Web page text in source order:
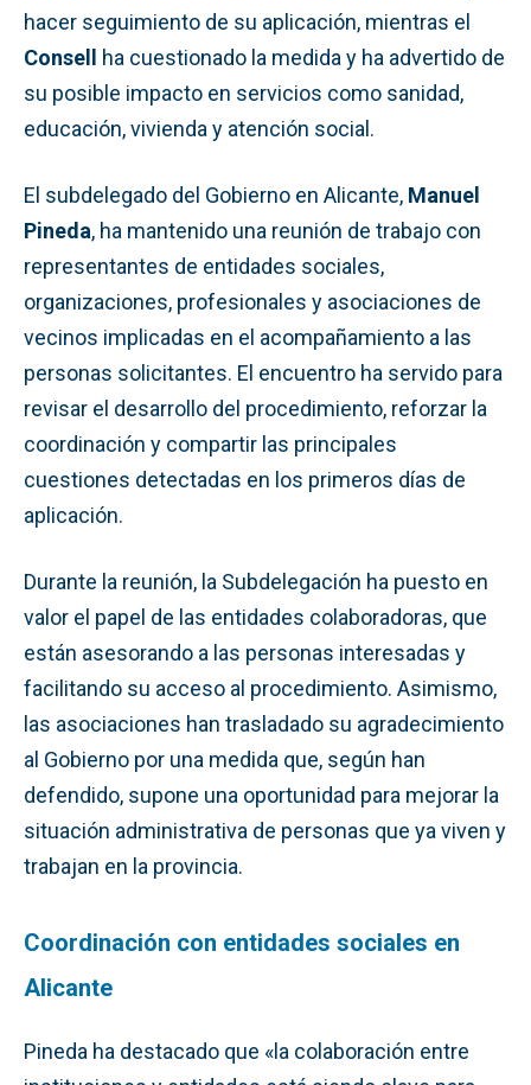
hacer seguimiento de su aplicación, mientras el
Consell ha cuestionado la medida y ha advertido de
su posible impacto en servicios como sanidad,
educación, vivienda y atención social.
El subdelegado del Gobierno en Alicante, Manuel
Pineda, ha mantenido una reunión de trabajo con
representantes de entidades sociales,
organizaciones, profesionales y asociaciones de
vecinos implicadas en el acompañamiento a las
personas solicitantes. El encuentro ha servido para
revisar el desarrollo del procedimiento, reforzar la
coordinación y compartir las principales
cuestiones detectadas en los primeros días de
aplicación.
Durante la reunión, la Subdelegación ha puesto en
valor el papel de las entidades colaboradoras, que
están asesorando a las personas interesadas y
facilitando su acceso al procedimiento. Asimismo,
las asociaciones han trasladado su agradecimiento
al Gobierno por una medida que, según han
defendido, supone una oportunidad para mejorar la
situación administrativa de personas que ya viven y
trabajan en la provincia.
Coordinación con entidades sociales en
Alicante
Pineda ha destacado que «la colaboración entre